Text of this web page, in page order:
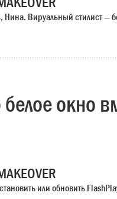
Вируальный стилист —
окно
или обновить